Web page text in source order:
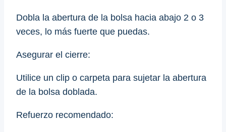
Dobla la abertura de la bolsa hacia abajo 2 o 3
veces, lo más fuerte que puedas.
Asegurar el cierre:
Utilice un clip o carpeta para sujetar la abertura
de la bolsa doblada.
Refuerzo recomendado: